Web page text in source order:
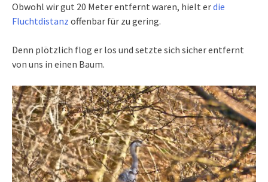
Obwohl wir gut 20 Meter entfernt waren, hielt erdie
Fluchtdistanz offenbar für zu gering.
Denn plötzlich flog er los und setzte sich sicher entfernt
von uns in einen Baum.